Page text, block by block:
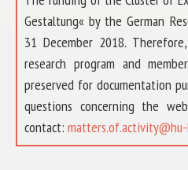
Gestaltung« by the German
31 December 2018.
research program and
preserved for documentation
questions concerning the
contact:
ÜBER UNS